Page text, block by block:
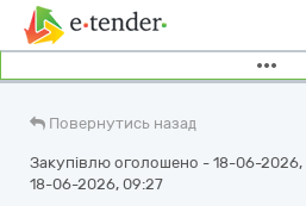
Повернутись назад
Закупівлю оголошено - 18-06-2026,
18-06-2026, 09:27